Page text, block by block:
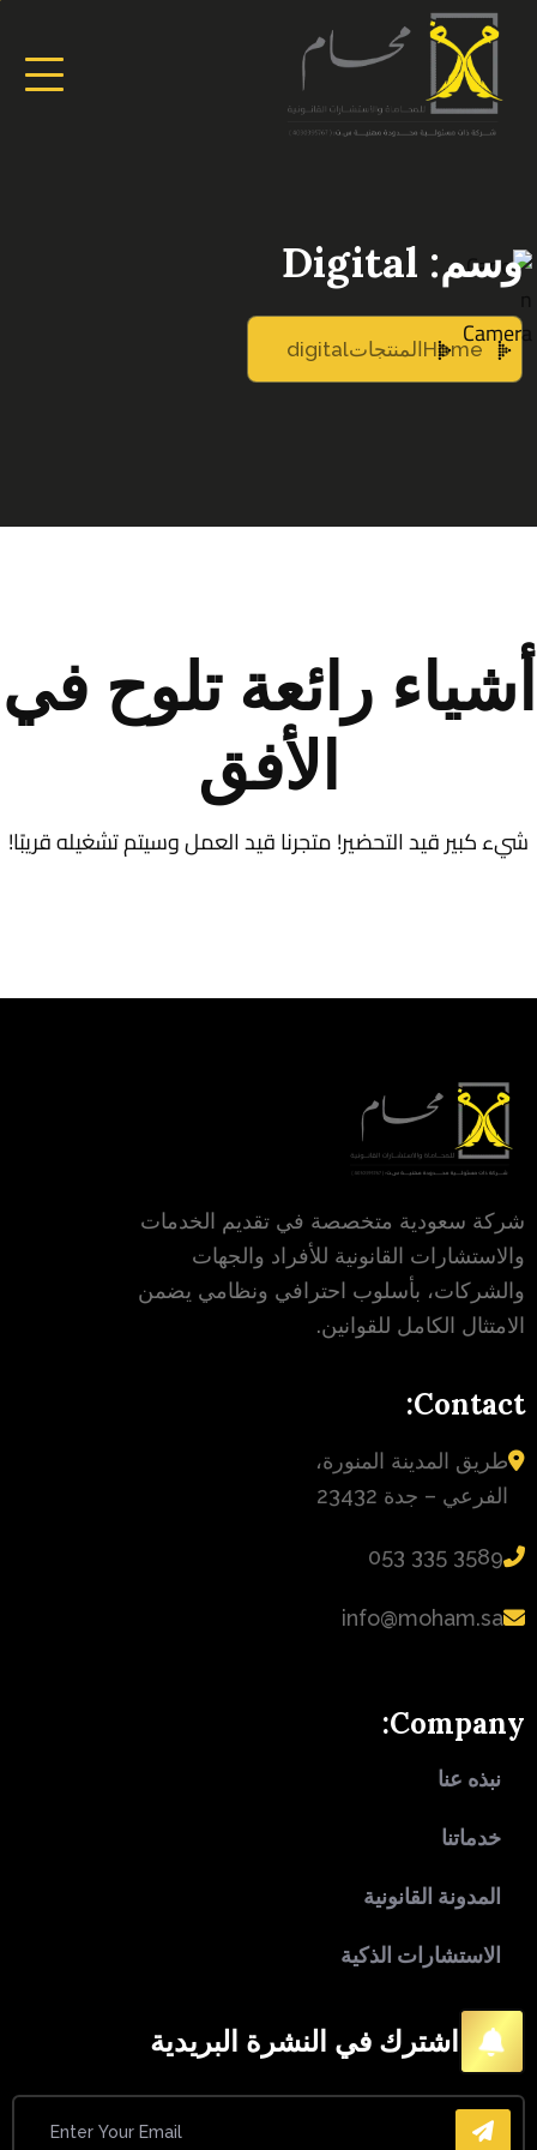
وسم: Digital
Home المنتجاتdigital
أشياء رائعة تلوح في
الأفق
شيء كبير قيد التحضير! متجرنا قيد العمل وسيتم تشغيله قريبًا!
شركة سعودية متخصصة في تقديم الخدمات
والاستشارات القانونية للأفراد والجهات
والشركات، بأسلوب احترافي ونظامي يضمن
الامتثال الكامل للقوانين.
Contact:
طريق المدينة المنورة،
الفرعي – جدة 23432
‪053 335 3589‬
info@moham.sa
Company:
نبذه عنا
خدماتنا
المدونة القانونية
الاستشارات الذكية
اشترك في النشرة البريدية